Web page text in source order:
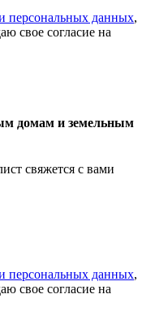
персональных данных,
свое согласие на
домам и земельным
свяжется с вами
персональных данных,
свое согласие на